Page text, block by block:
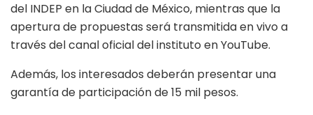
del INDEP en la Ciudad de México, mientras que la
apertura de propuestas será transmitida en vivo a
través del canal oficial del instituto en YouTube.
Además, los interesados deberán presentar una
garantía de participación de 15 mil pesos.